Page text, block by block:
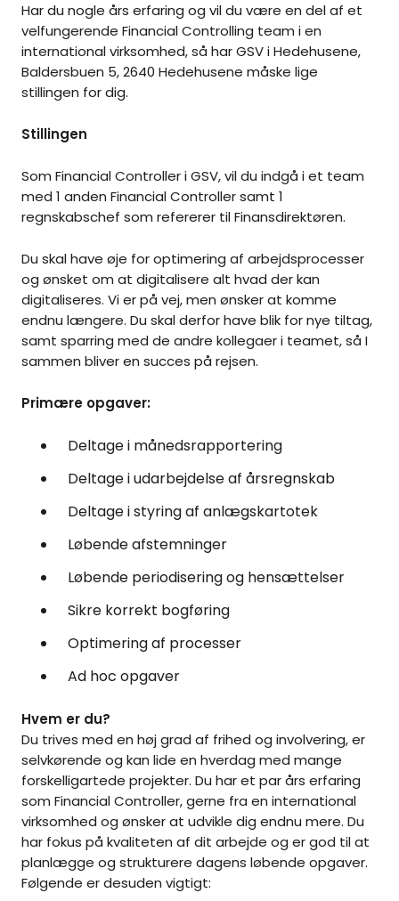
Har du nogle års erfaring og vil du være en del af et
velfungerende Financial Controlling team i en
international virksomhed, så har GSV i Hedehusene,
Baldersbuen 5, 2640 Hedehusene måske lige
stillingen for dig.
Stillingen
Som Financial Controller i GSV, vil du indgå i et team
med 1 anden Financial Controller samt 1
regnskabschef som refererer til Finansdirektøren.
Du skal have øje for optimering af arbejdsprocesser
og ønsket om at digitalisere alt hvad der kan
digitaliseres. Vi er på vej, men ønsker at komme
endnu længere. Du skal derfor have blik for nye tiltag,
samt sparring med de andre kollegaer i teamet, så I
sammen bliver en succes på rejsen.
Primære opgaver:
Deltage i månedsrapportering
Deltage i udarbejdelse af årsregnskab
Deltage i styring af anlægskartotek
Løbende afstemninger
Løbende periodisering og hensættelser
Sikre korrekt bogføring
Optimering af processer
Ad hoc opgaver
Hvem er du?
Du trives med en høj grad af frihed og involvering, er
selvkørende og kan lide en hverdag med mange
forskelligartede projekter. Du har et par års erfaring
som Financial Controller, gerne fra en international
virksomhed og ønsker at udvikle dig endnu mere. Du
har fokus på kvaliteten af dit arbejde og er god til at
planlægge og strukturere dagens løbende opgaver.
Følgende er desuden vigtigt: